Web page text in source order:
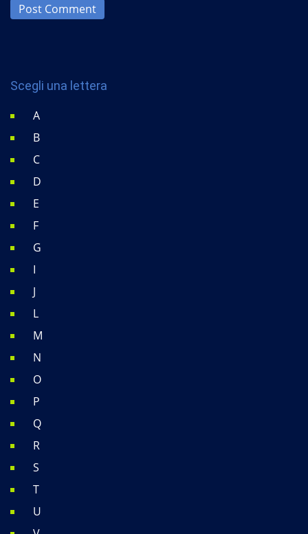
Post Comment
Scegli una lettera
A
B
C
D
E
F
G
I
J
L
M
N
O
P
Q
R
S
T
U